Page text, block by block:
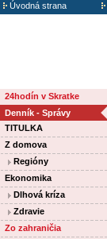
Úvodná strana
24hodín v Skratke
Denník - Správy
TITULKA
Z domova
Regióny
Ekonomika
Dlhová kríza
Zdravie
Zo zahraničia